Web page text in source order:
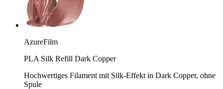
AzureFilm
PLA Silk Refill Dark Copper
Hochwertiges Filament mit Silk-Effekt in Dark Copper, ohne
Spule